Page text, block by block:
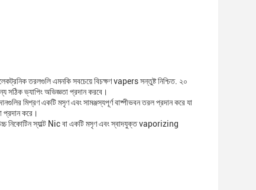
তরলগুলি এমনকি সবচেয়ে বিচক্ষণ vapers সন্তুষ্ট নিশ্চিত. ২০
সঠিক ভ্যাপিং অভিজ্ঞতা প্রদান করবে।
মিশ্রণ একটি মসৃণ এবং সামঞ্জস্যপূর্ণ বাষ্পীভবন তরল প্রদান করে যা
প্রদান করে।
নিকোটিন স্যাল্ট Nic বা একটি মসৃণ এবং স্বাদযুক্ত vaporizing